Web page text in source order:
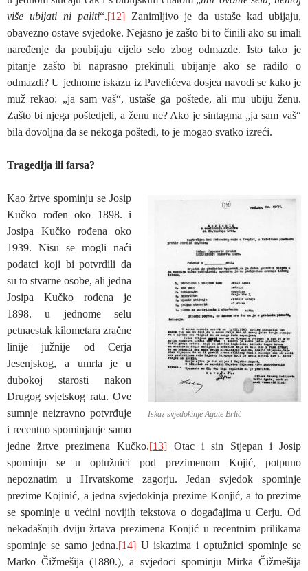
više ubijati ni paliti“.[12]Zanimljivo je da ustaše kad ubijaju,
obavezno ostave svjedoke. Nejasno je zašto bi to činili ako su imali
naređenje da poubijaju cijelo selo zbog odmazde. Isto tako je
pitanje zašto bi naprasno prekinuli ubijanje ako se radilo o
odmazdi? U jednome iskazu iz Pavelićeva dosjea navodi se kako je
muž rekao: „ja sam vaš“, ustaše ga poštede, ali mu ubiju ženu.
Zašto bi njega poštedjeli, a ženu ne? Ako je sintagma „ja sam vaš“
bila dovoljna da se nekoga poštedi, to je mogao svatko izreći.
Tragedija ili farsa?
Iskaz svjedokinje Agate Brlić
Kao žrtve spominju se Josip
Kučko rođen oko 1898. i
Josipa Kučko rođena oko
1939. Nisu se mogli naći
podatci koji bi potvrdili da
su to stvarne osobe, ali jedna
Josipa Kučko rođena je
1898. u jednome selu
petnaestak kilometara zračne
linije južnije od Cerja
Jesenjskog, a umrla je u
dubokoj starosti nakon
Drugog svjetskog rata. Ove
sumnje neizravno potvrđuje
i recentno spominjanje samo
jedne žrtve prezimena Kučko.[13] Otac i sin Stjepan i Josip
spominju se u optužnici pod prezimenom Kojić, potpuno
nepoznatim u Hrvatskome zagorju. Jedan svjedok spominje
prezime Kojinić, a jedna svjedokinja prezime Konjić, a to prezime
se spominje u većini novijih tekstova o događajima u Cerju. Od
nekadašnjih dviju žrtava prezimena Konjić u recentnim prilikama
spominje se samo jedna.[14]U iskazima i optužnici spominje se
Marko Čižmešija (1880.), a svjedoci spominju Mirka Čižmešija